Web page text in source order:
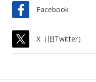
Facebook
X（旧Twitter）